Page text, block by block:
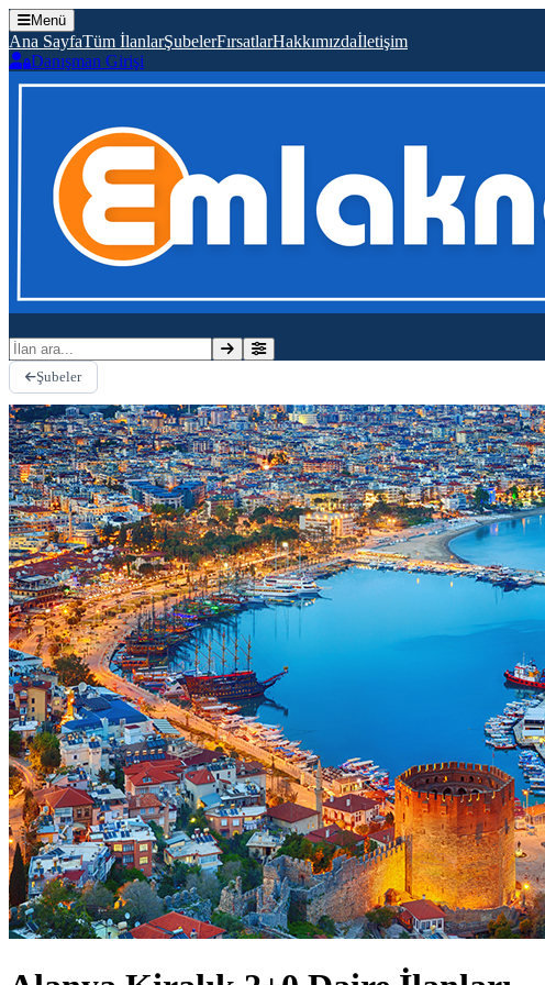
Menü
Ana SayfaTüm İlanlarŞubelerFırsatlarHakkımızdaİletişim
Danışman Girişi
İlan ara
Şubeler